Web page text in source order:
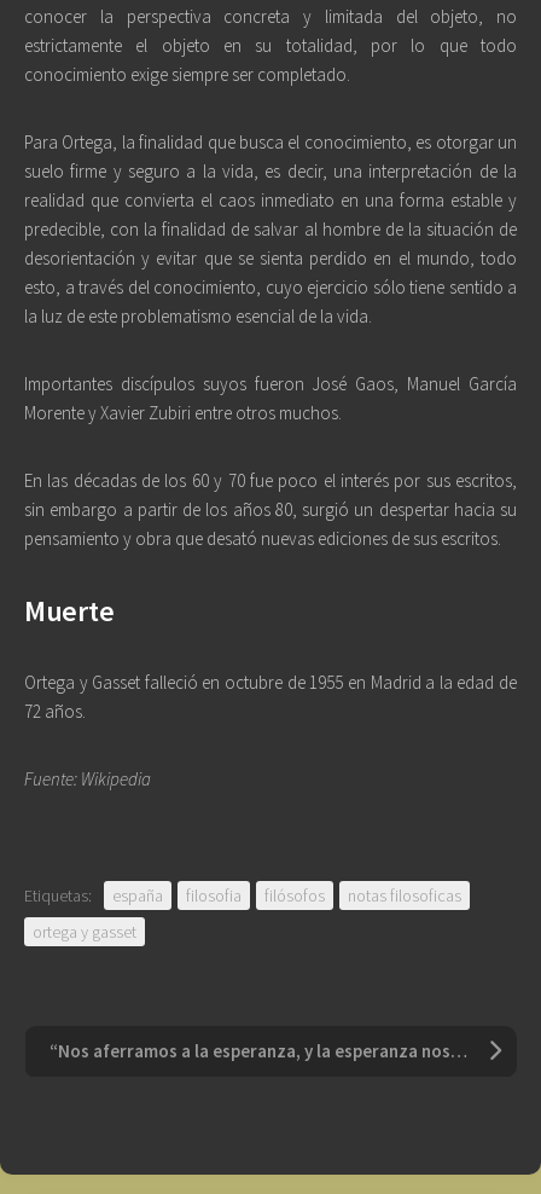
conocer la perspectiva concreta y limitada del objeto, no
estrictamente el objeto en su totalidad, por lo que todo
conocimiento exige siempre ser completado.
Para Ortega, la finalidad que busca el conocimiento, es otorgar un
suelo firme y seguro a la vida, es decir, una interpretación de la
realidad que convierta el caos inmediato en una forma estable y
predecible, con la finalidad de salvar al hombre de la situación de
desorientación y evitar que se sienta perdido en el mundo, todo
esto, a través del conocimiento, cuyo ejercicio sólo tiene sentido a
la luz de este problematismo esencial de la vida.
Importantes discípulos suyos fueron José Gaos, Manuel García
Morente y Xavier Zubiri entre otros muchos.
En las décadas de los 60 y 70 fue poco el interés por sus escritos,
sin embargo a partir de los años 80, surgió un despertar hacia su
pensamiento y obra que desató nuevas ediciones de sus escritos.
Muerte
Ortega y Gasset falleció en octubre de 1955 en Madrid a la edad de
72 años.
Fuente: Wikipedia
Etiquetas: españa filosofia filósofos
notas filosoficas
ortega y gasset
“Nos aferramos a la esperanza, y la esperanza nos roba el momento presente”